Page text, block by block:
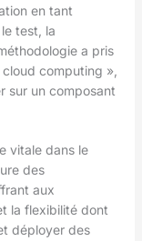
en tant
test, la
a pris
computing »,
sur un composant
vitale dans le
des
aux
la flexibilité dont
déployer des